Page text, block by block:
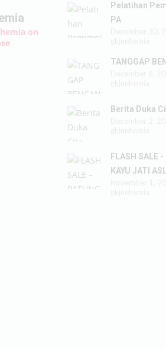
on
Pelatihan
PA
TANGGAP
Berita Duka
FLASH SALE
KAYU JATI